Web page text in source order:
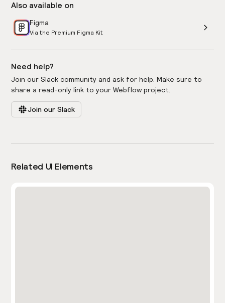
Also available on
Figma
Via the Premium Figma Kit
Need help?
Join our Slack community and ask for help. Make sure to
share a read-only link to your Webflow project.
Join our Slack
Related UI Elements